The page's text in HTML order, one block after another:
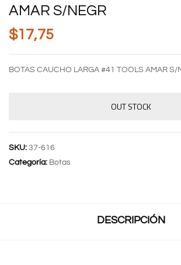
AMAR S/NEGR
$17,75
BOTAS CAUCHO LARGA #41 TOOLS AMAR S/
OUT STOCK
SKU: 37-616
Categoría: Botas
DESCRIPCIÓN